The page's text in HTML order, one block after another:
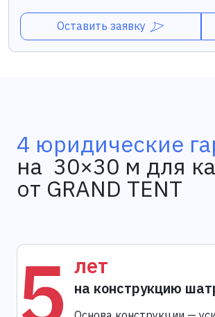
Оставить заявку
4 юридические
на 30×30 м для
от GRAND TENT
5 лет
на конструкцию